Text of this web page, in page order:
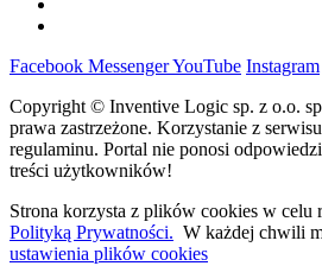
Facebook MessengerYouTube Instagram
Copyright © Inventive Logic sp. z o.o.
prawa zastrzeżone. Korzystanie z
regulaminu. Portal nie ponosi
treści użytkowników!
Strona korzysta z plików cookies w celu
Polityką Prywatności. W każdej chwili
ustawienia plików cookies